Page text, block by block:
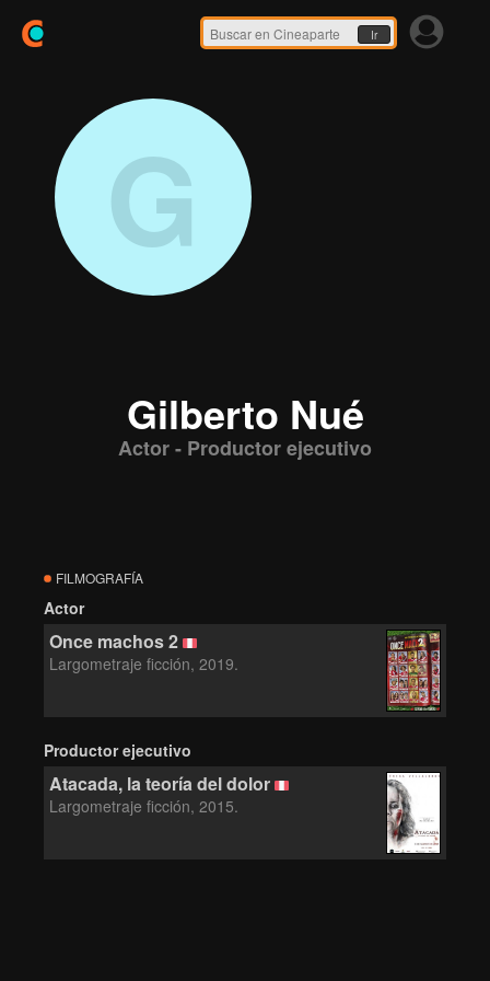
Ir
G
Gilberto Nué
Actor - Productor ejecutivo
FILMOGRAFÍA
Actor
Once machos 2
Largometraje ficción, 2019.
Productor ejecutivo
Atacada, la teoría del dolor
Largometraje ficción, 2015.